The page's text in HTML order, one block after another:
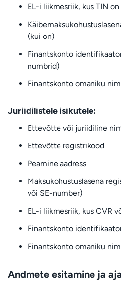
EL-i liikmesriik, kus TIN
(kui on)
Finantskonto
numbrid)
Finantskonto omaniku
Juriidilistele isikutele:
Ettevõtte või juriidiline
Ettevõtte registrikood
Peamine aadress
Maksukohustuslasena
või SE-number)
EL-i liikmesriik, kus CVR
Finantskonto
Finantskonto omaniku
Andmete esitamine ja